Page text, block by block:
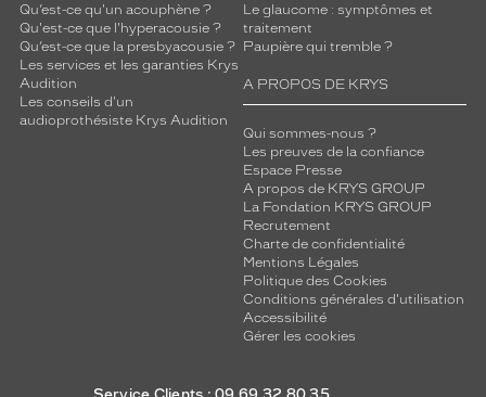
Qu’est-ce qu'un acouphène ?
Qu'est-ce que l'hyperacousie ?
Qu’est-ce que la presbyacousie ?
Les services et les garanties Krys
Audition
Les conseils d'un
audioprothésiste Krys Audition
Le glaucome : symptômes et
traitement
Paupière qui tremble ?
A PROPOS DE KRYS
Qui sommes-nous ?
Les preuves de la confiance
Espace Presse
A propos de KRYS GROUP
La Fondation KRYS GROUP
Recrutement
Charte de confidentialité
Mentions Légales
Politique des Cookies
Conditions générales d'utilisation
Accessibilité
Gérer les cookies